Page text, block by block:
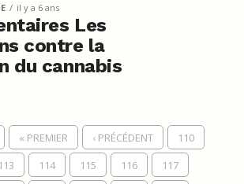
il y a 6 ans
Les
contre la
du cannabis
« PREMIER ‹ PRÉCÉDENT
110
113 114 115 116
117